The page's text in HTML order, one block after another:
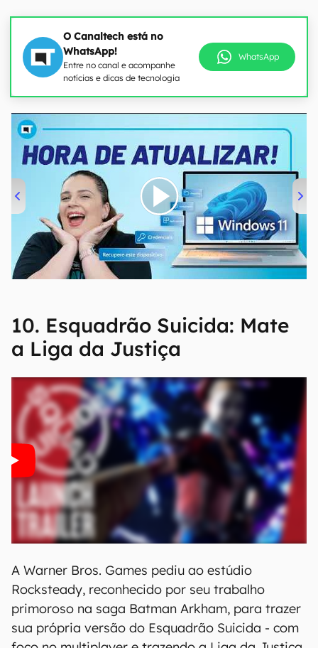
O Canaltech está no
WhatsApp!
Entre no canal e acompanhe
notícias e dicas de tecnologia
WhatsApp
00:00 04:52
10. Esquadrão Suicida: Mate
a Liga da Justiça
A Warner Bros. Games pediu ao estúdio
Rocksteady, reconhecido por seu trabalho
primoroso na saga Batman Arkham, para trazer
sua própria versão do Esquadrão Suicida - com